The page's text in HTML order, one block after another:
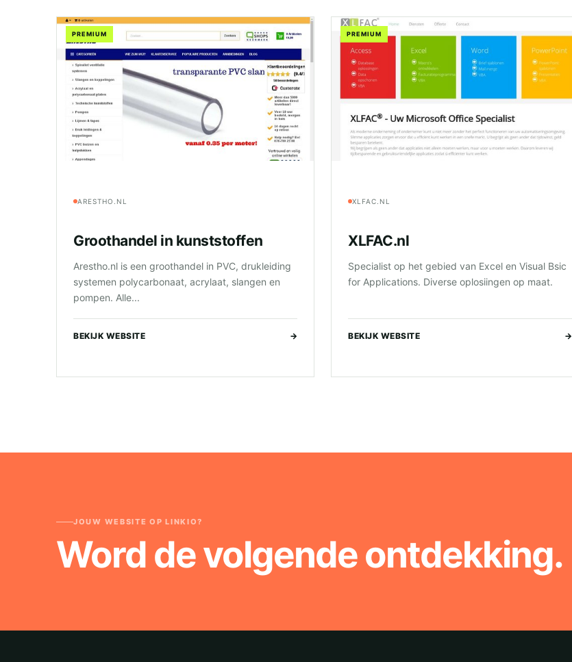
PREMIUM
ARESTHO.NL
Groothandel in kunststoffen
Arestho.nl is een groothandel in PVC, drukleiding
systemen polycarbonaat, acrylaat, slangen en
pompen. Alle...
BEKIJK WEBSITE →
PREMIUM
XLFAC.NL
XLFAC.nl
Specialist op het gebied van Excel en Visual Bsic
for Applications. Diverse oplosiingen op maat.
BEKIJK WEBSITE →
JOUW WEBSITE OP LINKIO?
Word de volgende ontdekking.